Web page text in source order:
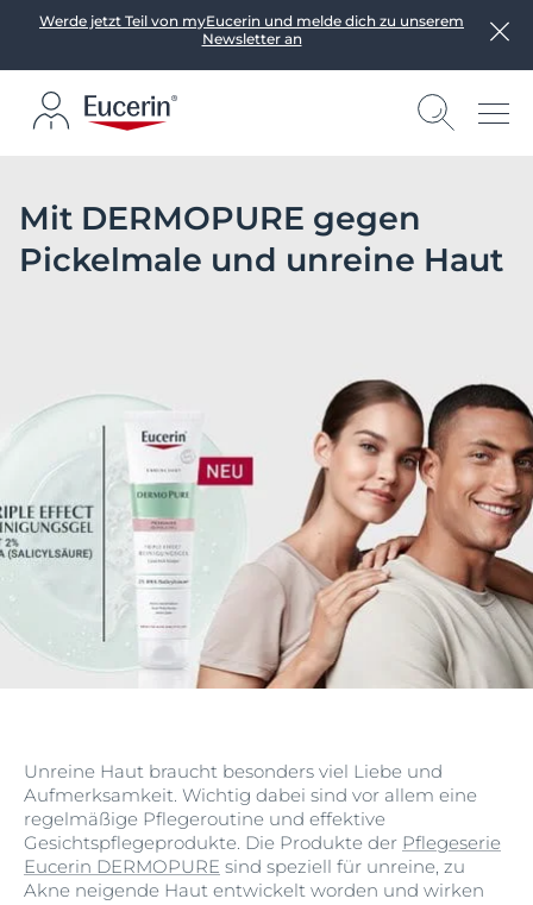
Werde jetzt Teil von myEucerin und melde dich zu unserem
Newsletter an
Mit DERMOPURE gegen
Pickelmale und unreine Haut
Unreine Haut braucht besonders viel Liebe und
Aufmerksamkeit. Wichtig dabei sind vor allem eine
regelmäßige Pflegeroutine und effektive
Gesichtspflegeprodukte. Die Produkte der Pflegeserie
Eucerin DERMOPURE sind speziell für unreine, zu
Akne neigende Haut entwickelt worden und wirken